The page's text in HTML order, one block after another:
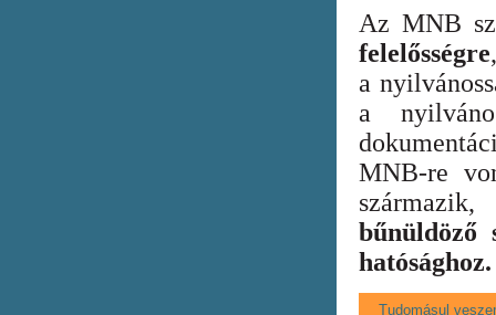
Az MNB
felelősségre
a
a
MNB-re
bűnüldöző
hatósághoz.